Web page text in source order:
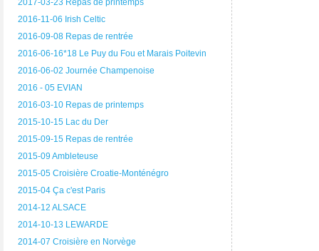
2016-11-06 Irish Celtic
2016-09-08 Repas de rentrée
2016-06-16*18 Le Puy du Fou et Marais Poitevin
2016-06-02 Journée Champenoise
2016 - 05 EVIAN
2016-03-10 Repas de printemps
2015-10-15 Lac du Der
2015-09-15 Repas de rentrée
2015-09 Ambleteuse
2015-05 Croisière Croatie-Monténégro
2015-04 Ça c'est Paris
2014-12 ALSACE
2014-10-13 LEWARDE
2014-07 Croisière en Norvège